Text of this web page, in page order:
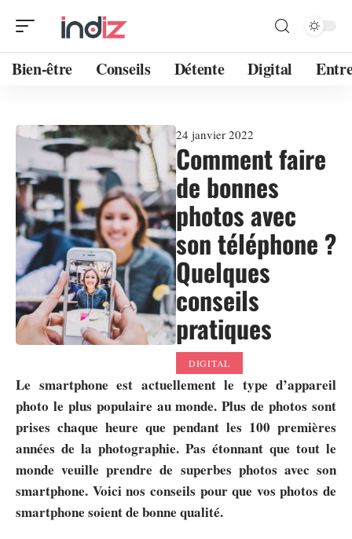
Bien-être Conseils Détente Digital
24 janvier 2022
Comment faire
de bonnes
photos avec
son téléphone ?
Quelques
conseils
pratiques
DIGITAL
Le smartphone est actuellement le type d’appareil
photo le plus populaire au monde. Plus de photos sont
prises chaque heure que pendant les 100 premières
années de la photographie. Pas étonnant que tout le
monde veuille prendre de superbes photos avec son
smartphone. Voici nos conseils pour que vos photos de
smartphone soient de bonne qualité.